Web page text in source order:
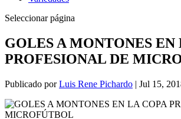
Seleccionar página
GOLES A MONTONES EN
PROFESIONAL DE
Publicado porLuis Rene Pichardo | Jul 15,